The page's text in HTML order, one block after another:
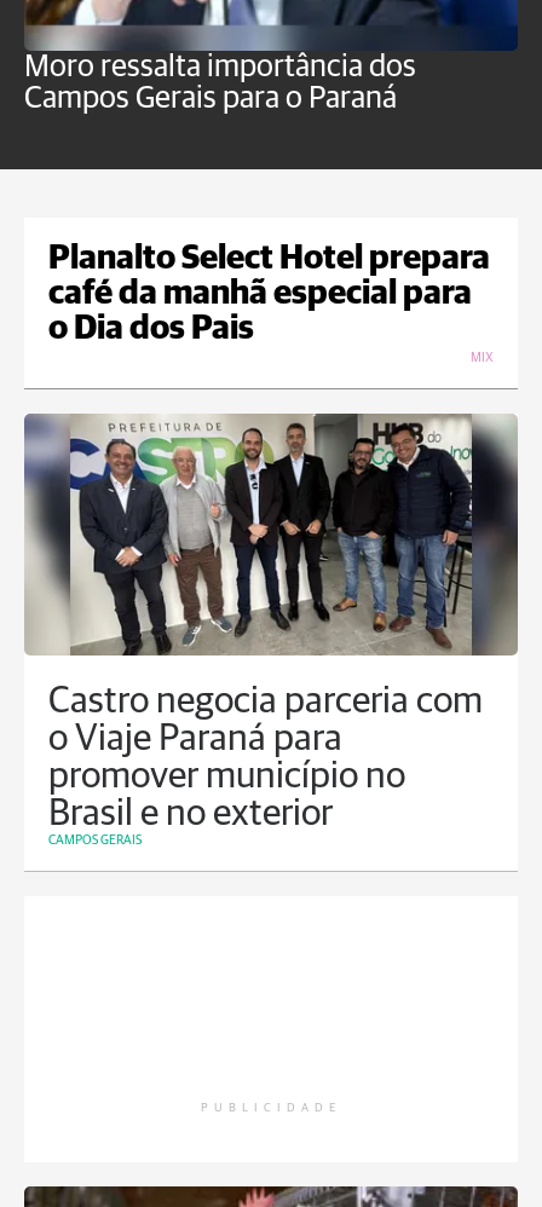
Moro ressalta importância dos
Campos Gerais para o Paraná
Planalto Select Hotel prepara
café da manhã especial para
o Dia dos Pais
MIX
Castro negocia parceria com
o Viaje Paraná para
promover município no
Brasil e no exterior
CAMPOS GERAIS
PUBLICIDADE